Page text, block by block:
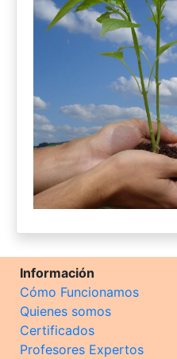
Información
Cómo Funcionamos
Quienes somos
Certificados
Profesores Expertos